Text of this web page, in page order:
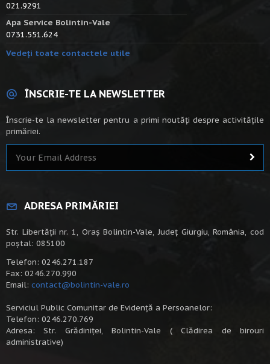
021.9291
Apa Service Bolintin-Vale
0731.551.624
Vedeți toate contactele utile
ÎNSCRIE-TE LA NEWSLETTER
Înscrie-te la newsletter pentru a primi noutăți despre activitățile
primăriei.
ADRESA PRIMĂRIEI
Str. Libertății nr. 1, Oraș Bolintin-Vale, Județ Giurgiu, România, cod
poștal: 085100
Telefon: 0246.271.187
Fax: 0246.270.990
Email: contact@bolintin-vale.ro
Serviciul Public Comunitar de Evidență a Persoanelor:
Telefon: 0246.270.769
Adresa: Str. Grădiniței, Bolintin-Vale ( Clădirea de birouri
administrative)